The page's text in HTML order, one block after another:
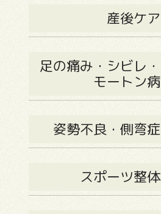
産後ケア
足の痛み・シビレ・
モートン病
姿勢不良・側弯症
スポーツ整体